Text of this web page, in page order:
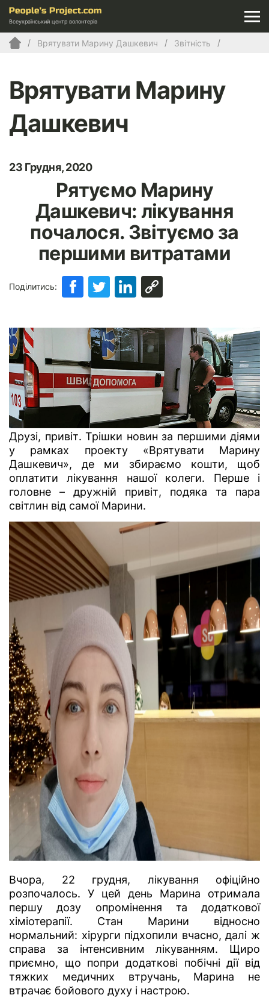
Всеукраїнський центр волонтерів
Врятувати Марину Дашкевич Звітність
Врятувати Марину
Дашкевич
23 Грудня, 2020
Рятуємо Марину
Дашкевич: лікування
почалося. Звітуємо за
першими витратами
Поділитись:
Друзі, привіт. Трішки новин за першими діями
у рамках проекту «Врятувати Марину
Дашкевич», де ми збираємо кошти, щоб
оплатити лікування нашої колеги. Перше і
головне – дружній привіт, подяка та пара
світлин від самої Марини.
Вчора, 22 грудня, лікування офіційно
розпочалось. У цей день Марина отримала
першу дозу опромінення та додаткової
хіміотерапії. Стан Марини відносно
нормальний: хірурги підхопили вчасно, далі ж
справа за інтенсивним лікуванням. Щиро
приємно, що попри додаткові побічні дії від
тяжких медичних втручань, Марина не
втрачає бойового духу і настрою.